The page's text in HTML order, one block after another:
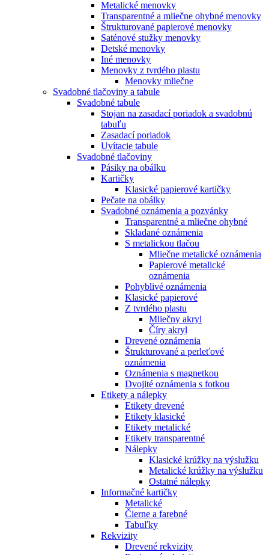
Metalické menovky
Transparentné a mliečne ohybné menovky
Štrukturované papierové menovky
Saténové stužky menovky
Detské menovky
Iné menovky
Menovky z tvrdého plastu
Menovky mliečne
Svadobné tlačoviny a tabule
Svadobné tabule
Stojan na zasadací poriadok a svadobnú
tabuľu
Zasadací poriadok
Uvítacie tabule
Svadobné tlačoviny
Pásiky na obálku
Kartičky
Klasické papierové kartičky
Pečate na obálky
Svadobné oznámenia a pozvánky
Transparentné a mliečne ohybné
Skladané oznámenia
S metalickou tlačou
Mliečne metalické oznámenia
Papierové metalické
oznámenia
Pohyblivé oznámenia
Klasické papierové
Z tvrdého plastu
Mliečny akryl
Číry akryl
Drevené oznámenia
Štrukturované a perleťové
oznámenia
Oznámenia s magnetkou
Dvojité oznámenia s fotkou
Etikety a nálepky
Etikety drevené
Etikety klasické
Etikety metalické
Etikety transparentné
Nálepky
Klasické krúžky na výslužku
Metalické krúžky na výslužku
Ostatné nálepky
Informačné kartičky
Metalické
Čierne a farebné
Tabuľky
Rekvizity
Drevené rekvizity